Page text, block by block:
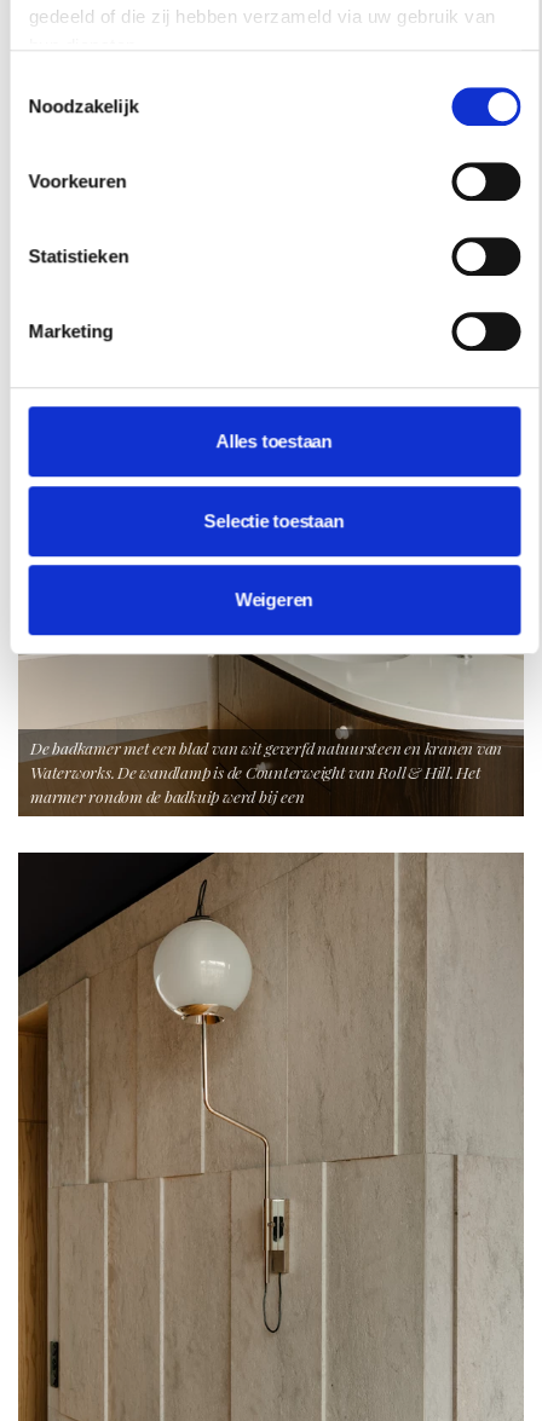
gedeeld of die zij hebben verzameld via uw gebruik van
Noodzakelijk
Voorkeuren
Statistieken
Marketing
Alles toestaan
Selectie toestaan
Weigeren
De badkamer met een blad van wit geverfd natuursteen en kranen van
Waterworks. De wandlamp is de Counterweight van Roll & Hill. Het
marmer rondom de badkuip werd bij een